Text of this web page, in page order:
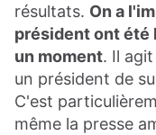
résultats. On a
président ont été
un moment. Il
un président de
C'est
même la presse